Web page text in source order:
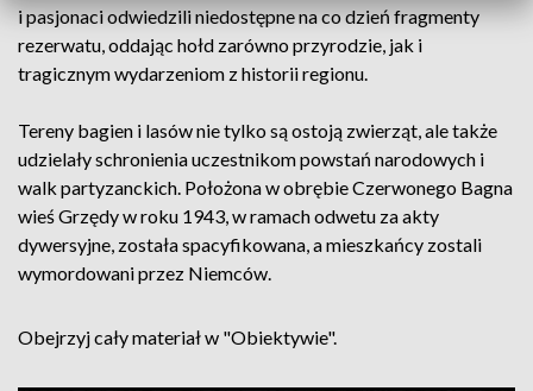
i pasjonaci odwiedzili niedostępne na co dzień fragmenty
rezerwatu, oddając hołd zarówno przyrodzie, jak i
tragicznym wydarzeniom z historii regionu.
Tereny bagien i lasów nie tylko są ostoją zwierząt, ale także
udzielały schronienia uczestnikom powstań narodowych i
walk partyzanckich. Położona w obrębie Czerwonego Bagna
wieś Grzędy w roku 1943, w ramach odwetu za akty
dywersyjne, została spacyfikowana, a mieszkańcy zostali
wymordowani przez Niemców.
Obejrzyj cały materiał w "Obiektywie".